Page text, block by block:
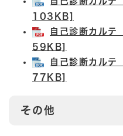
103KB]
自己診断カルテ
59KB]
自己診断カル
77KB]
その他